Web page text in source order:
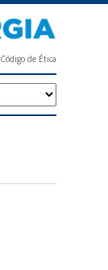
Código de Ética